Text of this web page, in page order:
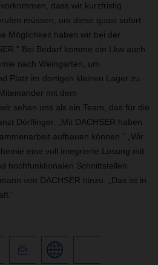
dass wir kurzfristig
müssen, um diese quasi sofort
Möglichkeit haben wir bei der
Bei Bedarf komme ein Lkw auch
nach Weingarten, um
Platz im dortigen kleinen Lager zu
mit dem
sehen uns als ein Team, das für die
Dörflinger. „Mit DACHSER haben
aufbauen können.“ „Wir
eine voll integrierte Lösung mit
hochfunktionalen Schnittstellen
von DACHSER hinzu. „Das ist in